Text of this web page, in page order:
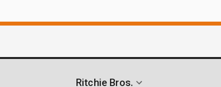
Ritchie Bros.